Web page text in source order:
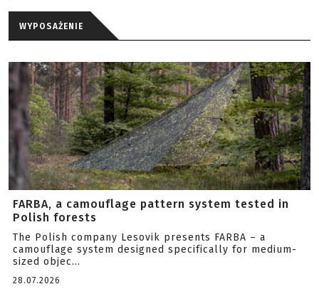
WYPOSAŻENIE
FARBA, a camouflage pattern system tested in
Polish forests
The Polish company Lesovik presents FARBA – a
camouflage system designed specifically for medium-
sized objec...
28.07.2026